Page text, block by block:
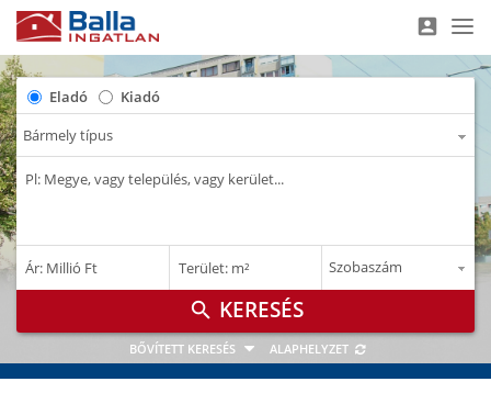
account_box
Eladó Kiadó
–
Ár: Millió Ft –
Terület: m²
search
BŐVÍTETT KERESÉS ALAPHELYZET